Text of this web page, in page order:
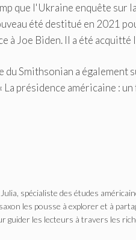
que l'Ukraine enquête sur
été destitué en 2021
Joe Biden. Il a été acquitté
Smithsonian a également
présidence américaine : un
spécialiste des études
les pousse à explorer et à
guider les lecteurs à travers les